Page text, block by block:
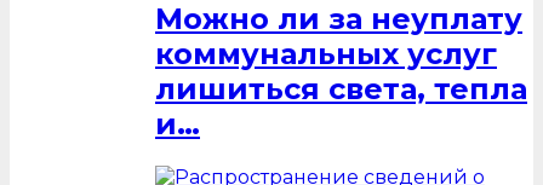
Можно ли за неуплату
коммунальных услуг
лишиться света, тепла
и…